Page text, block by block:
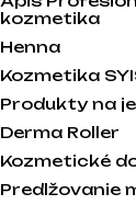
kozmetika
Henna
Kozmetika
Produkty na
Derma Roller
Kozmetické
Predlžovanie